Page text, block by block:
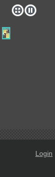
Login